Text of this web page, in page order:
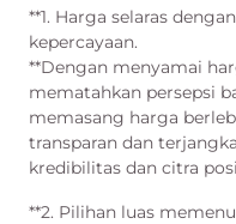
**1. Harga selaras
kepercayaan.
**Dengan menyamai
mematahkan persepsi
memasang harga
transparan dan
kredibilitas dan citra
**2. Pilihan luas